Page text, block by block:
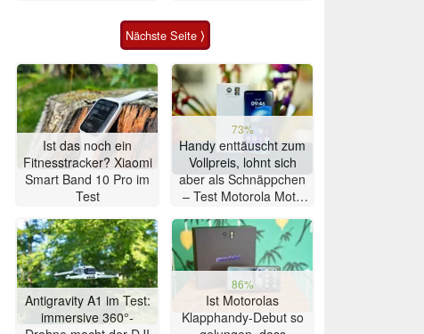
Nächste Seite ⟩
Ist das noch ein
Fitnesstracker? Xiaomi
Smart Band 10 Pro im
Test
73%
Handy enttäuscht zum
Vollpreis, lohnt sich
aber als Schnäppchen
– Test Motorola Moto
Antigravity A1 im Test:
immersive 360°-
86%
Ist Motorolas
Klapphandy-Debut so